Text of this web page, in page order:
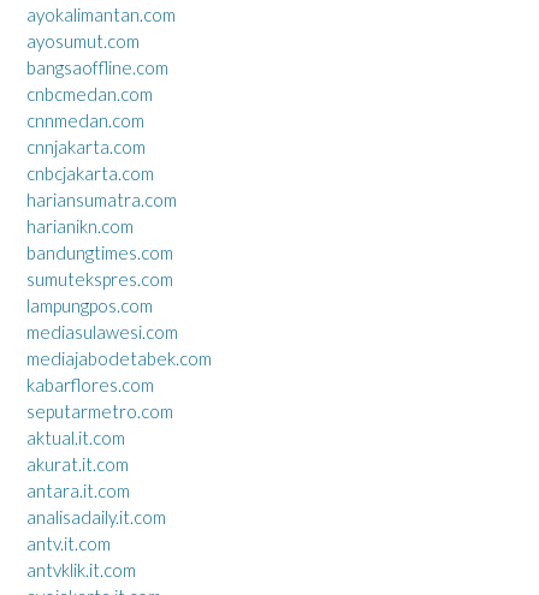
ayokalimantan.com
ayosumut.com
bangsaoffline.com
cnbcmedan.com
cnnmedan.com
cnnjakarta.com
cnbcjakarta.com
hariansumatra.com
harianikn.com
bandungtimes.com
sumutekspres.com
lampungpos.com
mediasulawesi.com
mediajabodetabek.com
kabarflores.com
seputarmetro.com
aktual.it.com
akurat.it.com
antara.it.com
analisadaily.it.com
antv.it.com
antvklik.it.com